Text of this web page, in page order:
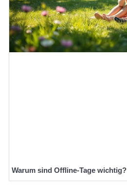
Warum sind Offline-Tage wichtig?